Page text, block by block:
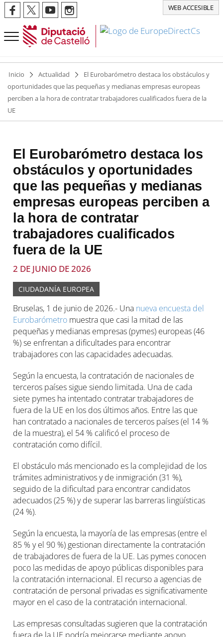
WEB ACCESIBLE
Inicio Actualidad
El Eurobarómetro destaca los obstáculos y
oportunidades que las pequeñas y medianas empresas europeas
perciben a la hora de contratar trabajadores cualificados fuera de la
UE
El Eurobarómetro destaca los
obstáculos y oportunidades
que las pequeñas y medianas
empresas europeas perciben a
la hora de contratar
trabajadores cualificados
fuera de la UE
2 DE JUNIO DE 2026
CIUDADANÍA EUROPEA
Bruselas, 1 de junio de 2026.- Una nueva encuesta del
Eurobarómetro muestra que casi la mitad de las
pequeñas y medianas empresas (pymes) europeas (46
%) se enfrentan a dificultades para encontrar
trabajadores con las capacidades adecuadas.
Según la encuesta, la contratación de nacionales de
terceros países sigue siendo limitada. Una de cada
siete pymes ha intentado contratar trabajadores de
fuera de la UE en los dos últimos años. Entre las que
han contratado a nacionales de terceros países (el 14 %
de la muestra), el 54 % calificó el proceso de
contratación como difícil.
El obstáculo más mencionado es la complejidad de los
trámites administrativos y de inmigración (31 %),
seguido de la dificultad para encontrar candidatos
adecuados (25 %) y de superar las barreras lingüísticas
(24 %).
Según la encuesta, la mayoría de las empresas (entre el
85 % y el 90 %) gestionan directamente la contratación
de trabajadores de fuera de la UE. Las pymes conocen
poco las medidas de apoyo públicas disponibles para
la contratación internacional. El recurso a agencias de
contratación de personal privadas es significativamente
mayor en el caso de la contratación internacional.
Las empresas consultadas sugieren que la contratación